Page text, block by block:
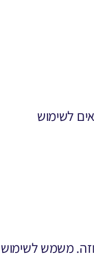
לשימוש
משמש לשימוש